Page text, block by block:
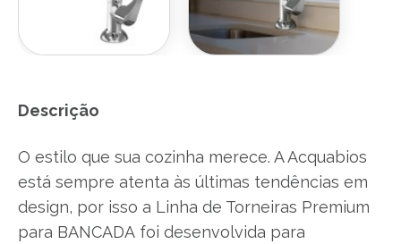
Descrição
O estilo que sua cozinha merece. A Acquabios
está sempre atenta às últimas tendências em
design, por isso a Linha de Torneiras Premium
para BANCADA foi desenvolvida para